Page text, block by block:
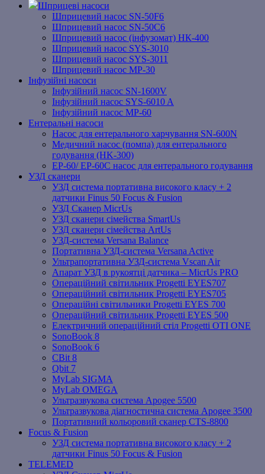
Шприцеві насоси
Шприцевий насос SN-50F6
Шприцевий насос SN-50C6
Шприцевий насос (інфузомат) НК-400
Шприцевий насос SYS-3010
Шприцевий насос SYS-3011
Шприцевий насос MP-30
Інфузійні насоси
Інфузійний насос SN-1600V
Інфузійний насос SYS-6010 A
Інфузійний насос MP-60
Ентеральні насоси
Насос для ентерального харчування SN-600N
Медичний насос (помпа) для ентерального
годування (HK-300)
EP-60/ EP-60C насос для ентерального годування
УЗД сканери
УЗД система портативна високого класу + 2
датчики Finus 50 Focus & Fusion
УЗД Сканер MicrUs
УЗД сканери сімейства SmartUs
УЗД сканери сімейства ArtUs
УЗД-система Versana Balance
Портативна УЗД-система Versana Active
Ультрапортативна УЗД-система Vscan Air
Апарат УЗД в рукоятці датчика – MicrUs PRO
Операційний світильник Progetti EYES707
Операційний світильник Progetti EYES705
Операційні світильники Progetti EYES 700
Операційний світильник Progetti EYES 500
Електричний операційний стіл Progetti OTI ONE
SonoBook 8
SonoBook 6
СBit 8
Qbit 7
MyLab SIGMA
MyLab OMEGA
Ультразвукова система Apogee 5500
Ультразвукова діагностична система Apogee 3500
Портативний кольоровий сканер CTS-8800
Focus & Fusion
УЗД система портативна високого класу + 2
датчики Finus 50 Focus & Fusion
TELEMED